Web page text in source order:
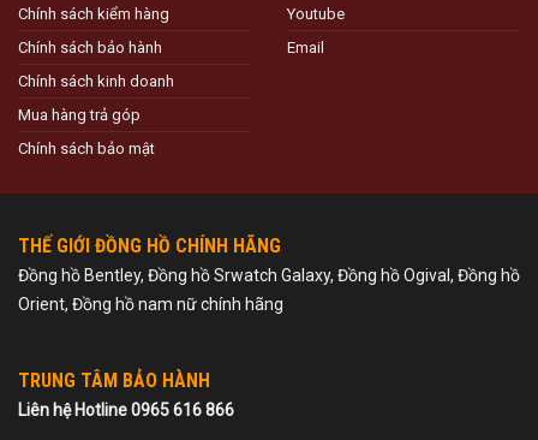
Chính sách kiểm hàng
Chính sách bảo hành
Chính sách kinh doanh
Mua hàng trả góp
Chính sách bảo mật
Youtube
Email
THẾ GIỚI ĐỒNG HỒ CHÍNH HÃNG
Đồng hồ Bentley, Đồng hồ Srwatch Galaxy, Đồng hồ Ogival, Đồng hồ
Orient, Đồng hồ nam nữ chính hãng
TRUNG TÂM BẢO HÀNH
Liên hệ Hotline 0965 616 866